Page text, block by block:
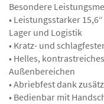
Besondere
• Leistungsstarker
Lager und Logistik
• Kratz- und
• Helles,
Außenbereichen
• Abriebfest dank
• Bedienbar mit